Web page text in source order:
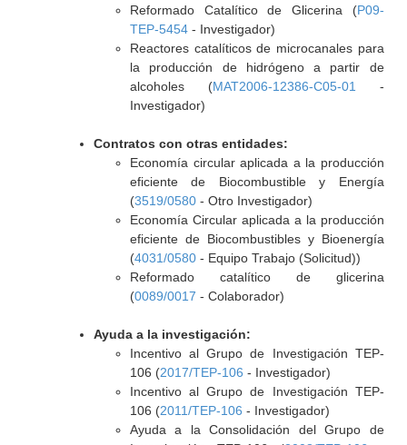
Reformado Catalítico de Glicerina (P09-
TEP-5454- Investigador)
Reactores catalíticos de microcanales para
la producción de hidrógeno a partir de
alcoholes (MAT2006-12386-C05-01
-
Investigador)
Contratos con otras entidades:
Economía circular aplicada a la producción
eficiente de Biocombustible y Energía
(3519/0580- Otro Investigador)
Economía Circular aplicada a la producción
eficiente de Biocombustibles y Bioenergía
(4031/0580- Equipo Trabajo (Solicitud))
Reformado catalítico de glicerina
(0089/0017 - Colaborador)
Ayuda a la investigación:
Incentivo al Grupo de Investigación TEP-
106 (2017/TEP-106 - Investigador)
Incentivo al Grupo de Investigación TEP-
106 (2011/TEP-106 - Investigador)
Ayuda a la Consolidación del Grupo de